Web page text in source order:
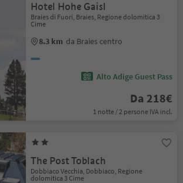
Hotel Hohe Gaisl
Braies di Fuori, Braies, Regione dolomitica 3
Cime
8.3 km da Braies centro
Alto Adige Guest Pass
Da 218€
1 notte / 2 persone IVA incl.
The Post Toblach
Dobbiaco Vecchia, Dobbiaco, Regione
dolomitica 3 Cime